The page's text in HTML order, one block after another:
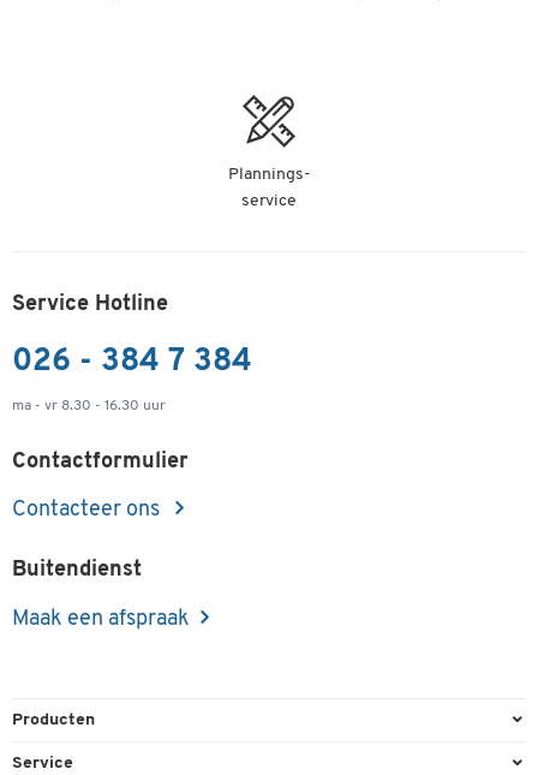
Plannings-
service
Service Hotline
026 - 384 7 384
ma - vr 8.30 - 16.30 uur
Contactformulier
Contacteer ons
Buitendienst
Maak een afspraak
Producten
Kantoorbenodigdheden
Service